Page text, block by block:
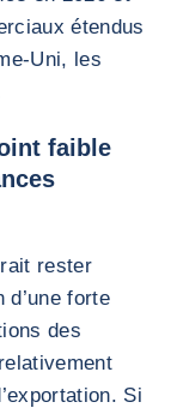
étendus
Uni, les
faible
rester
forte
des
Si